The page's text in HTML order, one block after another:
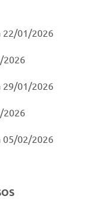
22/01/2026
2026
29/01/2026
2026
05/02/2026